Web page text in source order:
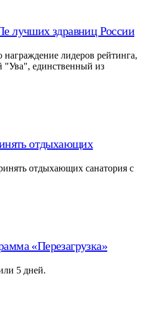
лучших здравниц России
лидеров рейтинга,
"Ува", единственный из
отдыхающих
отдыхающих санатория с
«Перезагрузка»
5 дней.